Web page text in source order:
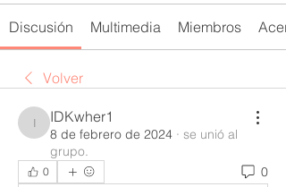
Discusión Multimedia Miembros
Volver
IDKwher1
IDKwher1
8 de febrero de 2024 · se unió al
grupo.
0 0